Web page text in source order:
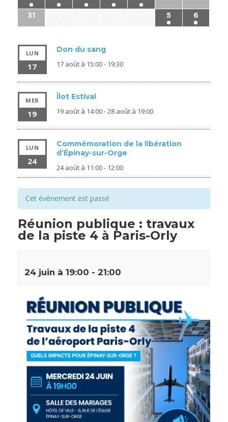
31
5 6
LUN
17
Don du sang
17 août à 15:00- 19:30
MER
19
Îlot Estival
19 août à 14:00-28 août à 19:00
LUN
24
Commémoration de la libération
d’Épinay-sur-Orge
24 août à 11:00- 12:00
Cet évènement est passé
Réunion publique : travaux
de la piste 4 à Paris-Orly
24 juin à 19:00 - 21:00